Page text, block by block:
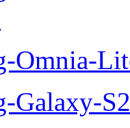
Omnia-
Galaxy-